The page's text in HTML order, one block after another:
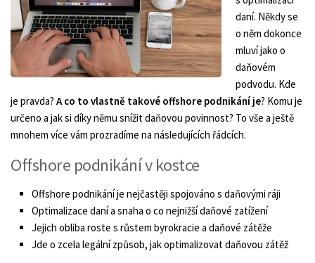
daní. Někdy se
o něm dokonce
mluví jako o
daňovém
podvodu. Kde
je pravda? A co to vlastně takové offshore podnikání je? Komu je
určeno a jak si díky němu snížit daňovou povinnost? To vše a ještě
mnohem více vám prozradíme na následujících řádcích.
Offshore podnikání v kostce
Offshore podnikání je nejčastěji spojováno s daňovými ráji
Optimalizace daní a snaha o co nejnižší daňové zatížení
Jejich obliba roste s růstem byrokracie a daňové zátěže
Jde o zcela legální způsob, jak optimalizovat daňovou zátěž